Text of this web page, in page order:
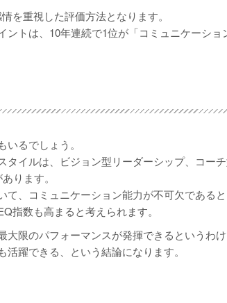
を重視した評価方法となります。
トは、10年連続で1位が「コミュニケーシ
るでしょう。
イルは、ビジョン型リーダーシップ、コー
ります。
、コミュニケーション能力が不可欠であると
指数も高まると考えられます。
限のパフォーマンスが発揮できるというわけ
躍できる、という結論になります。